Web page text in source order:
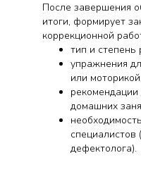
После завершения
итоги, формирует
коррекционной
тип и степень
упражнения
или моторикой;
рекомендации
домашних
специалистов
дефектолога).